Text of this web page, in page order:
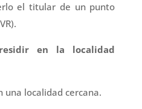
el titular de un punto
en la localidad
una localidad cercana.